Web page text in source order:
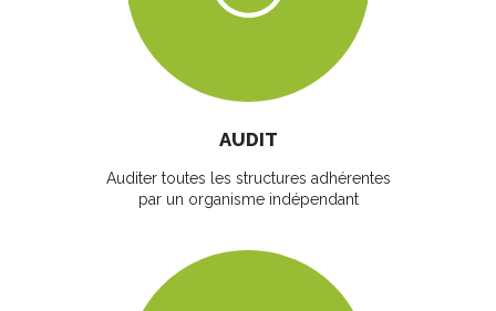
AUDIT
Auditer toutes les structures adhérentes
par un organisme indépendant